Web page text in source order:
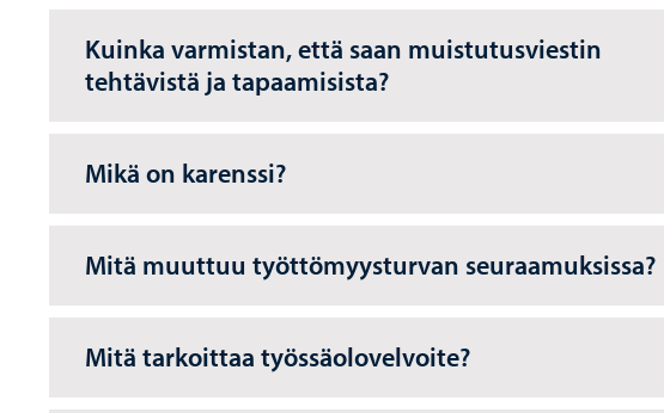
Kuinka varmistan, että saan muistutusviestin
tehtävistä ja tapaamisista?
Mikä on karenssi?
Mitä muuttuu työttömyysturvan seuraamuksissa?
Mitä tarkoittaa työssäolovelvoite?